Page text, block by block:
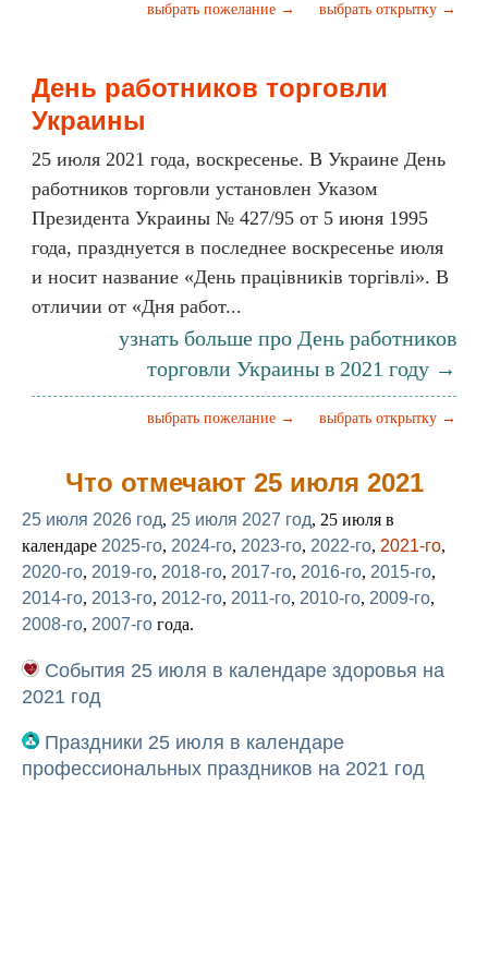
выбрать открытку →
выбрать пожелание →
День работников торговли
Украины
25 июля 2021 года, воскресенье. В Украине День
работников торговли установлен Указом
Президента Украины № 427/95 от 5 июня 1995
года, празднуется в последнее воскресенье июля
и носит название «День працівників торгівлі». В
отличии от «Дня работ...
узнать больше про День работников
торговли Украины в 2021 году →
выбрать открытку →
выбрать пожелание →
Что отмечают 25 июля 2021
25 июля 2026 год, 25 июля 2027 год, 25 июля в
календаре 2025-го, 2024-го, 2023-го, 2022-го, 2021-го,
2020-го, 2019-го, 2018-го, 2017-го, 2016-го, 2015-го,
2014-го, 2013-го, 2012-го, 2011-го, 2010-го, 2009-го,
2008-го, 2007-го года.
События 25 июля в календаре здоровья на
2021 год
Праздники 25 июля в календаре
профессиональных праздников на 2021 год